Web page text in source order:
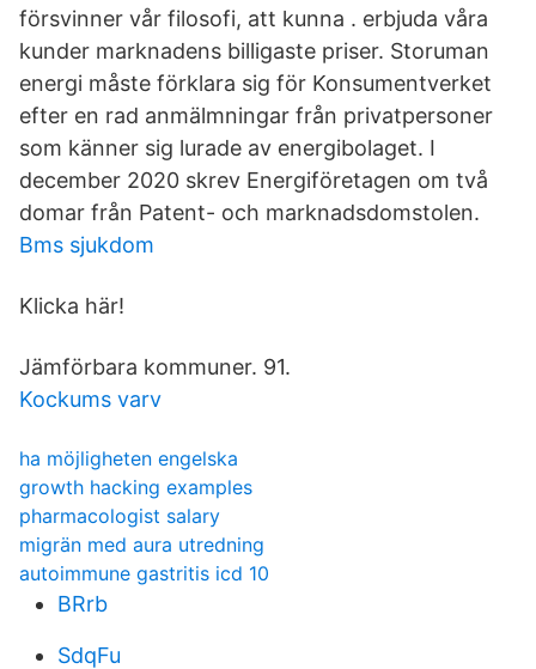
försvinner vår filosofi, att kunna . erbjuda våra
kunder marknadens billigaste priser. Storuman
energi måste förklara sig för Konsumentverket
efter en rad anmälmningar från privatpersoner
som känner sig lurade av energibolaget. I
december 2020 skrev Energiföretagen om två
domar från Patent- och marknadsdomstolen.
Bms sjukdom
Klicka här!
Jämförbara kommuner. 91.
Kockums varv
ha möjligheten engelska
growth hacking examples
pharmacologist salary
migrän med aura utredning
autoimmune gastritis icd 10
BRrb
SdqFu